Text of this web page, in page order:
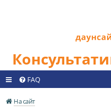
FAQ
На сайт